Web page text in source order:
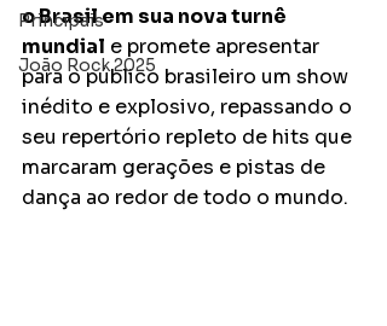
Principais
João Rock 2025
o Brasil em sua nova turnê
mundial e promete apresentar
para o público brasileiro um show
inédito e explosivo, repassando o
seu repertório repleto de hits que
marcaram gerações e pistas de
dança ao redor de todo o mundo.